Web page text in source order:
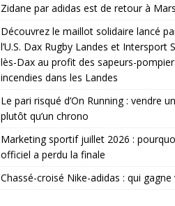
Zidane par adidas est de retour à
Découvrez le maillot solidaire lancé
l’U.S. Dax Rugby Landes et Intersport
lès-Dax au profit des sapeurs-
incendies dans les Landes
Le pari risqué d’On Running : vendre
plutôt qu’un chrono
Marketing sportif juillet 2026 :
officiel a perdu la finale
Chassé-croisé Nike-adidas : qui